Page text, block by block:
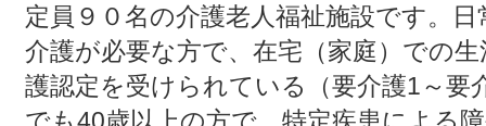
定員９０名の介護老人福祉施設です。
介護が必要な方で、在宅（家庭）での
護認定を受けられている（要介護1～要
でも40歳以上の方で、特定疾患による